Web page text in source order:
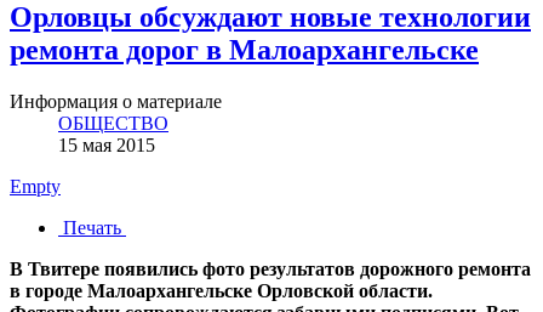
Орловцы обсуждают новые технологии
ремонта дорог в Малоархангельске
Информация о материале
ОБЩЕСТВО
15 мая 2015
Empty
Печать
В Твитере появились фото результатов дорожного ремонта
в городе Малоархангельске Орловской области.